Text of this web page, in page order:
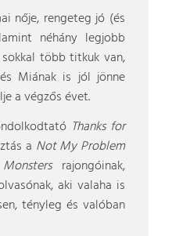
nője, rengeteg jó (és
néhány legjobb
több titkuk van,
Miának is jól jönne
a végzős évet.
Thanks for
a Not My Problem
rajongóinak,
aki valaha is
tényleg és valóban